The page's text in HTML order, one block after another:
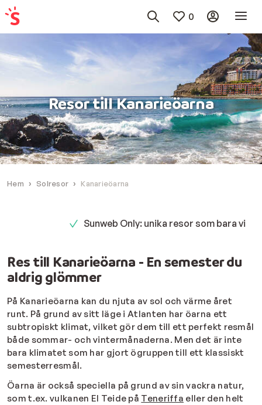
0
Resor till Kanarieöarna
Hem Solresor Kanarieöarna
Sunweb Only: unika resor som bara vi erbjuder
Res till Kanarieöarna - En semester du
aldrig glömmer
På Kanarieöarna kan du njuta av sol och värme året
runt. På grund av sitt läge i Atlanten har öarna ett
subtropiskt klimat, vilket gör dem till ett perfekt resmål
både sommar- och vintermånaderna. Men det är inte
bara klimatet som har gjort ögruppen till ett klassiskt
semesterresmål.
Öarna är också speciella på grund av sin vackra natur,
som t.ex. vulkanen El Teide på Teneriffa eller den helt